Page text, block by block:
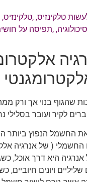
טלקינזיס, ,טלקינזיס,
, ,תפיסה על
שהגוף בנוי אך ורק
לקיר ועובר בסלילי
החשמל הנפוץ ביותר
החשמלי ( של אנרגיה
היא דרך אוכל,
שליליים ויונים